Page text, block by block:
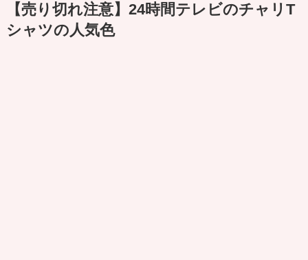
【売り切れ注意】24時間テレビのチャリT
シャツの人気色